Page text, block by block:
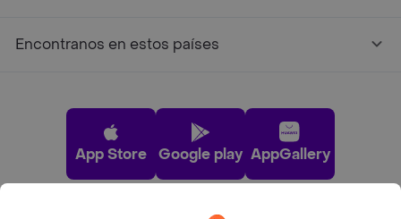
Encontranos en estos países
App Store Google play AppGallery